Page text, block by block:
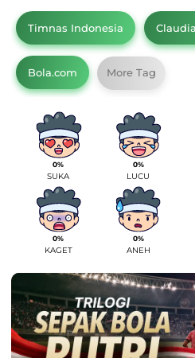
Timnas Indonesia
Bola.com More Tag
0%
SUKA
0%
LUCU
0%
KAGET
0%
ANEH